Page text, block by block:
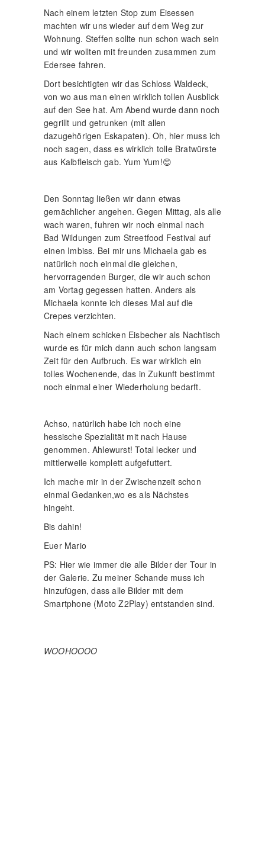
Nach einem letzten Stop zum Eisessen
machten wir uns wieder auf dem Weg zur
Wohnung. Steffen sollte nun schon wach sein
und wir wollten mit freunden zusammen zum
Edersee fahren.
Dort besichtigten wir das Schloss Waldeck,
von wo aus man einen wirklich tollen Ausblick
auf den See hat. Am Abend wurde dann noch
gegrillt und getrunken (mit allen
dazugehörigen Eskapaten). Oh, hier muss ich
noch sagen, dass es wirklich tolle Bratwürste
aus Kalbfleisch gab. Yum Yum!😊
Den Sonntag ließen wir dann etwas
gemächlicher angehen. Gegen Mittag, als alle
wach waren, fuhren wir noch einmal nach
Bad Wildungen zum Streetfood Festival auf
einen Imbiss. Bei mir uns Michaela gab es
natürlich noch einmal die gleichen,
hervorragenden Burger, die wir auch schon
am Vortag gegessen hatten. Anders als
Michaela konnte ich dieses Mal auf die
Crepes verzichten.
Nach einem schicken Eisbecher als Nachtisch
wurde es für mich dann auch schon langsam
Zeit für den Aufbruch. Es war wirklich ein
tolles Wochenende, das in Zukunft bestimmt
noch einmal einer Wiederholung bedarft.
Achso, natürlich habe ich noch eine
hessische Spezialität mit nach Hause
genommen. Ahlewurst! Total lecker und
mittlerweile komplett aufgefuttert.
Ich mache mir in der Zwischenzeit schon
einmal Gedanken,wo es als Nächstes
hingeht.
Bis dahin!
Euer Mario
PS: Hier wie immer die alle Bilder der Tour in
der Galerie. Zu meiner Schande muss ich
hinzufügen, dass alle Bilder mit dem
Smartphone (Moto Z2Play) entstanden sind.
WOOHOOOO